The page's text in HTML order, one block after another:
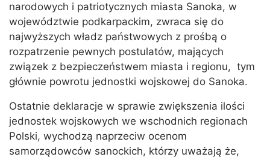
narodowych i patriotycznych miasta Sanoka, w
województwie podkarpackim, zwraca się do
najwyższych władz państwowych z prośbą o
rozpatrzenie pewnych postulatów, mających
związek z bezpieczeństwem miasta i regionu, tym
głównie powrotu jednostki wojskowej do Sanoka.
Ostatnie deklaracje w sprawie zwiększenia ilości
jednostek wojskowych we wschodnich regionach
Polski, wychodzą naprzeciw ocenom
samorządowców sanockich, którzy uważają że,